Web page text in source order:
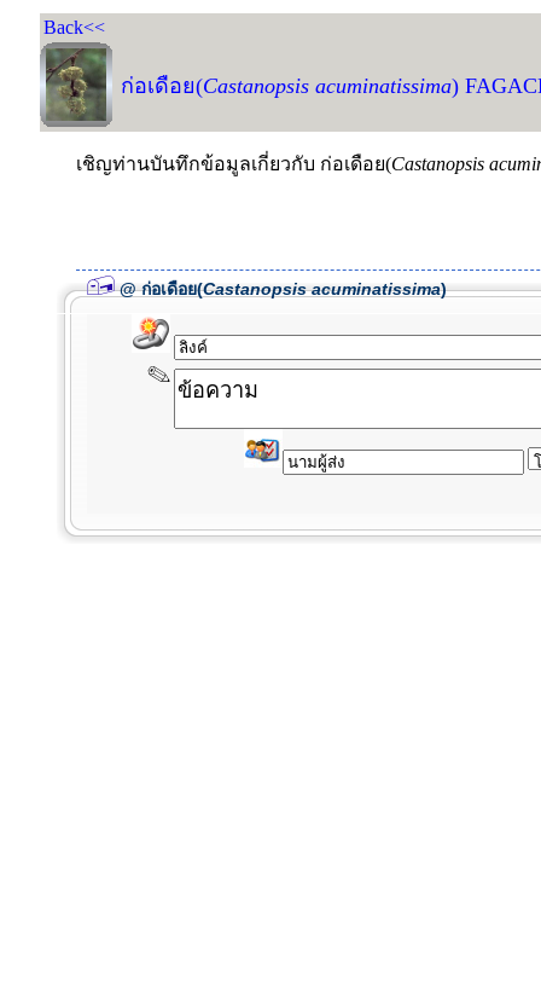
Back<<
ก่อเดือย(Castanopsis acuminatissima)
เชิญท่านบันทึกข้อมูลเกี่ยวกับ ก่อเดือย(Castanopsis
@ ก่อเดือย(Castanopsis acuminatissima)